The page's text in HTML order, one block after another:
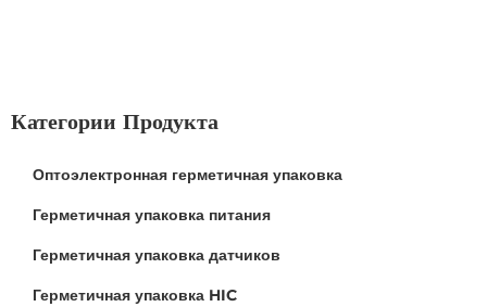
Категории Продукта
Оптоэлектронная герметичная упаковка
Герметичная упаковка питания
Герметичная упаковка датчиков
Герметичная упаковка HIC